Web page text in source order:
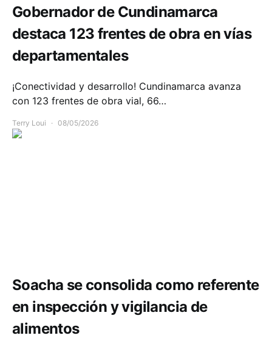
Gobernador de Cundinamarca
destaca 123 frentes de obra en vías
departamentales
¡Conectividad y desarrollo! Cundinamarca avanza
con 123 frentes de obra vial, 66…
Terry Loui 08/05/2026
Soacha se consolida como referente
en inspección y vigilancia de
alimentos